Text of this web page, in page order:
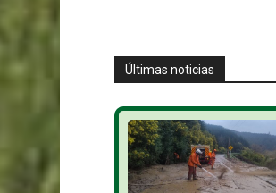
Últimas noticias